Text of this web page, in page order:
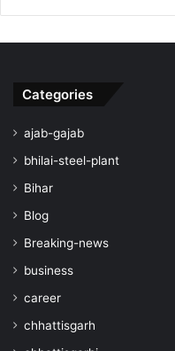
Categories
ajab-gajab
bhilai-steel-plant
Bihar
Blog
Breaking-news
business
career
chhattisgarh